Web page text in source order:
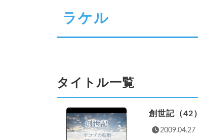
ラケル
タイトル一覧
創世記（42
2009.04.27